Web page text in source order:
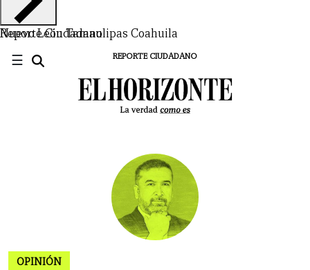
Nuevo LeónTamaulipas Coahuila
Reporte Ciudadano
☰ REPORTE CIUDADANO
OPINIÓN